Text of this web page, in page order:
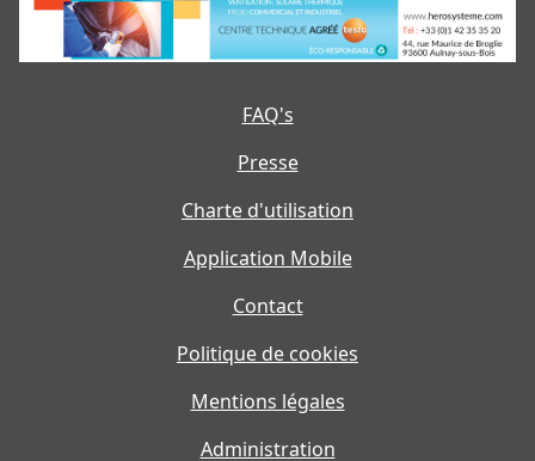
FAQ's
Presse
Charte d'utilisation
Application Mobile
Contact
Politique de cookies
Mentions légales
Administration